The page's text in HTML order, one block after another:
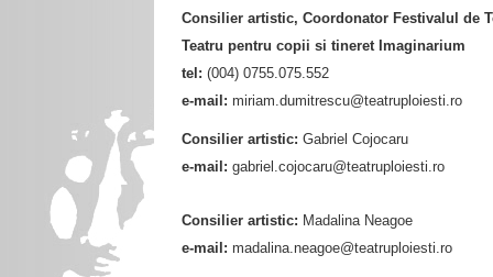
Consilier artistic, Coordonator Festivalul de
Teatru pentru copii si tineret Imaginarium
tel: (004) 0755.075.552
e-mail: miriam.dumitrescu@teatruploiesti.ro
Consilier artistic: Gabriel Cojocaru
e-mail: gabriel.cojocaru@teatruploiesti.ro
Consilier artistic: Madalina Neagoe
e-mail: madalina.neagoe@teatruploiesti.ro